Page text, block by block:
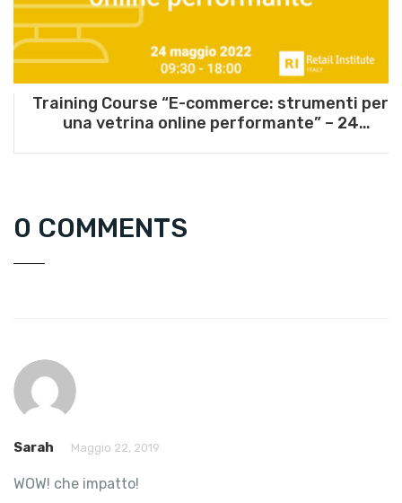
Training Course “E-commerce: strumenti per
una vetrina online performante” – 24
0 COMMENTS
Sarah Maggio 22, 2019
WOW! che impatto!